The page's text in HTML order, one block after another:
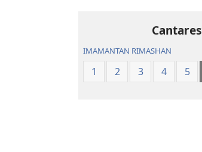
Cantares
IMAMANTAN RIMASHAN
1 2 3 4 5